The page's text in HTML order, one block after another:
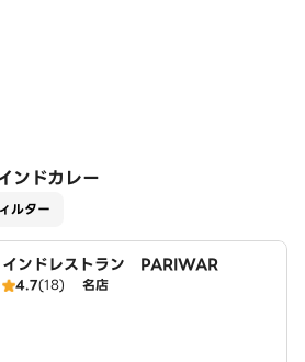
ンドカレー
ルター
インドレストラン PARIWAR
4.7(18) 名店